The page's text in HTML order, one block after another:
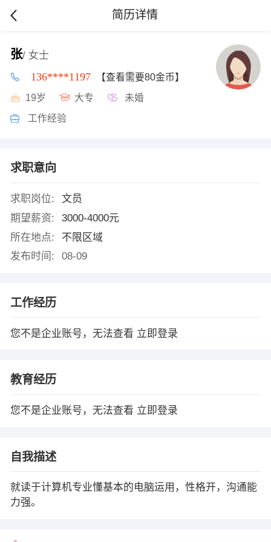
简历详情
张/ 女士
136****1197 【查看需要80金币】
19岁 大专 未婚
工作经验
求职意向
求职岗位:
文员
期望薪资:
3000-4000元
所在地点:
不限区域
发布时间:
08-09
工作经历
您不是企业账号，无法查看 立即登录
教育经历
您不是企业账号，无法查看 立即登录
自我描述
就读于计算机专业懂基本的电脑运用，性格开，沟通能
力强。